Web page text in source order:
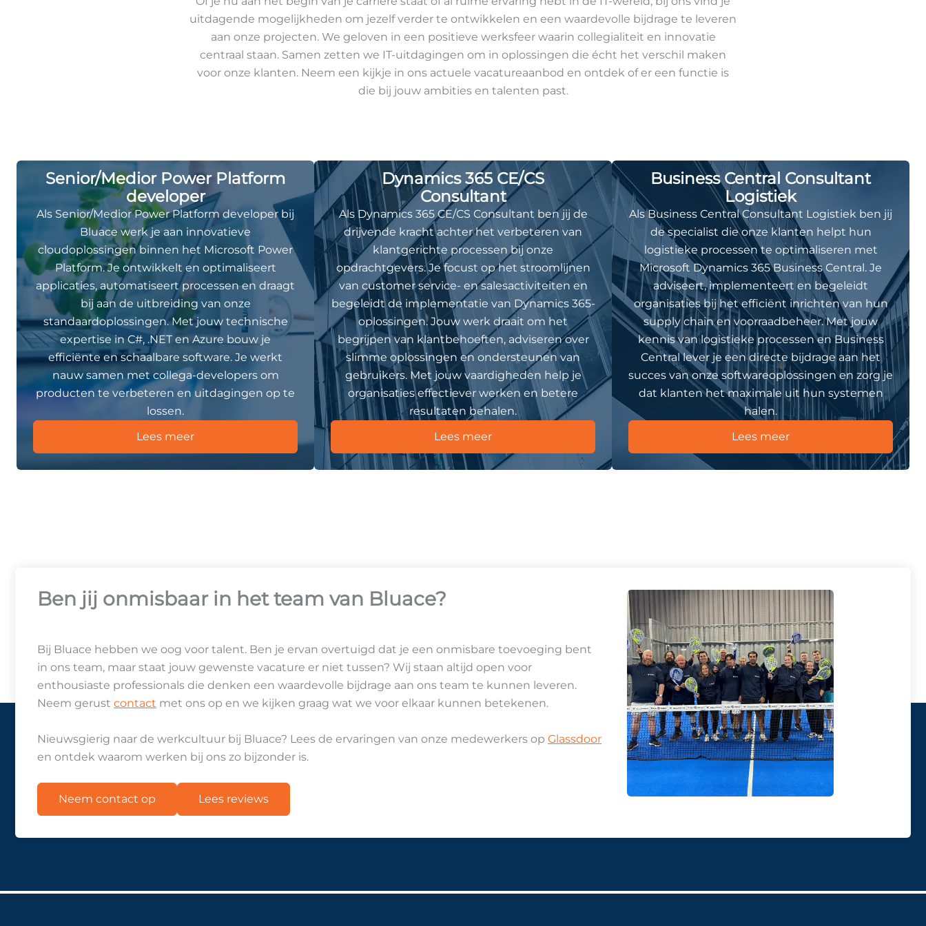
uitdagende mogelijkheden om jezelf verder te ontwikkelen en een waardevolle bijdrage te leveren
aan onze projecten. We geloven in een positieve werksfeer waarin collegialiteit en innovatie
centraal staan. Samen zetten we IT-uitdagingen om in oplossingen die écht het verschil maken
voor onze klanten. Neem een kijkje in ons actuele vacatureaanbod en ontdek of er een functie is
die bij jouw ambities en talenten past.
Senior/Medior Power Platform
developer
Als Senior/Medior Power Platform developer bij
Bluace werk je aan innovatieve
cloudoplossingen binnen het Microsoft Power
Platform. Je ontwikkelt en optimaliseert
applicaties, automatiseert processen en draagt
bij aan de uitbreiding van onze
standaardoplossingen. Met jouw technische
expertise in C#, .NET en Azure bouw je
efficiënte en schaalbare software. Je werkt
nauw samen met collega-developers om
producten te verbeteren en uitdagingen op te
lossen.
Lees meer
Dynamics 365 CE/CS
Consultant
Als Dynamics 365 CE/CS Consultant ben jij de
drijvende kracht achter het verbeteren van
klantgerichte processen bij onze
opdrachtgevers. Je focust op het stroomlijnen
van customer service- en salesactiviteiten en
begeleidt de implementatie van Dynamics 365-
oplossingen. Jouw werk draait om het
begrijpen van klantbehoeften, adviseren over
slimme oplossingen en ondersteunen van
gebruikers. Met jouw vaardigheden help je
organisaties effectiever werken en betere
resultaten behalen.
Lees meer
Business Central Consultant
Logistiek
Als Business Central Consultant Logistiek ben jij
de specialist die onze klanten helpt hun
logistieke processen te optimaliseren met
Microsoft Dynamics 365 Business Central. Je
adviseert, implementeert en begeleidt
organisaties bij het efficiënt inrichten van hun
supply chain en voorraadbeheer. Met jouw
kennis van logistieke processen en Business
Central lever je een directe bijdrage aan het
succes van onze softwareoplossingen en zorg je
dat klanten het maximale uit hun systemen
halen.
Lees meer
Ben jij onmisbaar in het team van Bluace?
Bij Bluace hebben we oog voor talent. Ben je ervan overtuigd dat je een onmisbare toevoeging bent
in ons team, maar staat jouw gewenste vacature er niet tussen? Wij staan altijd open voor
enthousiaste professionals die denken een waardevolle bijdrage aan ons team te kunnen leveren.
Neem gerust contact met ons op en we kijken graag wat we voor elkaar kunnen betekenen.
Nieuwsgierig naar de werkcultuur bij Bluace? Lees de ervaringen van onze medewerkers op Glassdoor
en ontdek waarom werken bij ons zo bijzonder is.
Neem contact op Lees reviews